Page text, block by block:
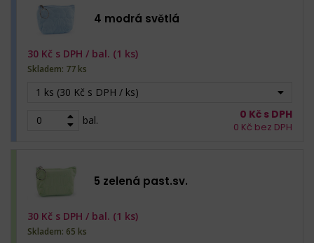
4 modrá světlá
1 ks (30 Kč s DPH / ks)
bal.
30 Kč s DPH / bal. (1 ks)
Skladem: 77 ks
0 Kč s DPH
0 Kč bez DPH
5 zelená past.sv.
30 Kč s DPH / bal. (1 ks)
Skladem: 65 ks